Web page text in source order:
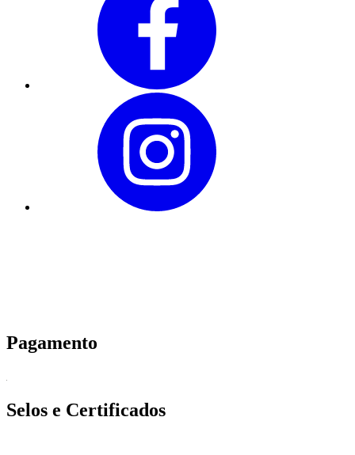
Pagamento
Selos e Certificados